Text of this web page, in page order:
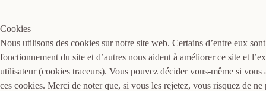
Cookies
Nous utilisons des cookies sur notre site web. Certains d’entre eux
fonctionnement du site et d’autres nous aident à améliorer ce site et
utilisateur (cookies traceurs). Vous pouvez décider vous-même si vous
ces cookies. Merci de noter que, si vous les rejetez, vous risquez de ne